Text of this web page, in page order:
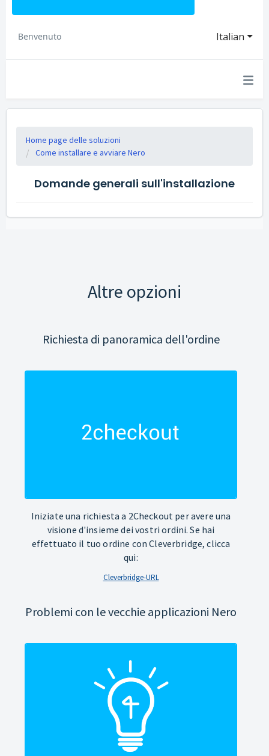
Italian
Benvenuto
Home page delle soluzioni
Come installare e avviare Nero
Domande generali sull'installazione
Altre opzioni
Richiesta di panoramica dell'ordine
Iniziate una richiesta a 2Checkout per avere una
visione d'insieme dei vostri ordini. Se hai
effettuato il tuo ordine con Cleverbridge, clicca
qui:
Cleverbridge-URL
Problemi con le vecchie applicazioni Nero